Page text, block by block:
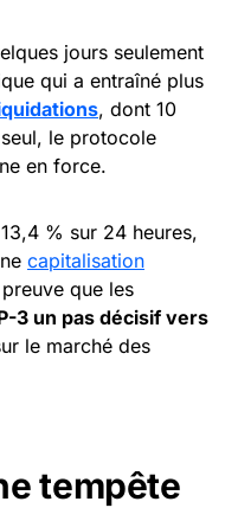
jours seulement
qui a entraîné plus
, dont 10
le protocole
en force.
% sur 24 heures,
capitalisation
que les
3 un pas décisif vers
le marché des
tempête